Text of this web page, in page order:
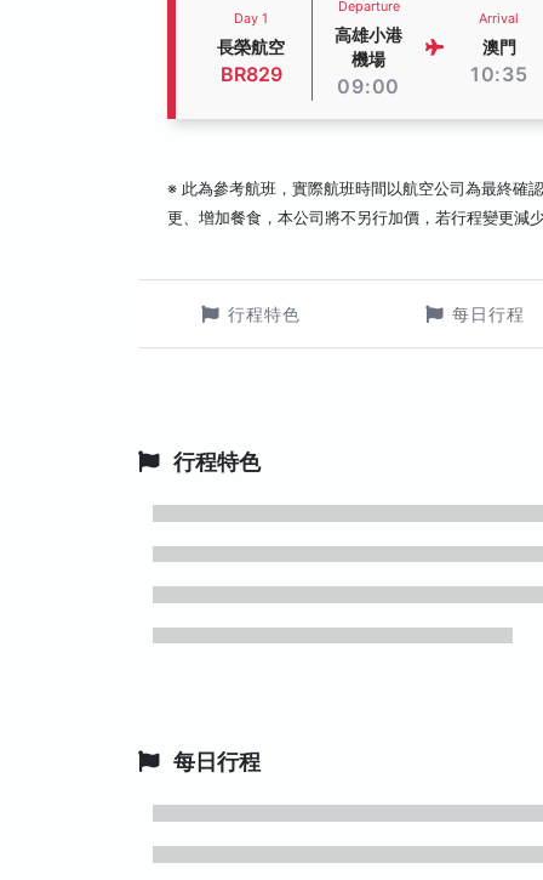
Day 1
長榮航空
BR829
Departure
高雄小港
機場
09:00
Arrival
澳門
10:35
※ 此為參考航班，實際航班時間以航空公司為最終確
更、增加餐食，本公司將不另行加價，若行程變更減
行程特色 每日行程
行程特色
每日行程